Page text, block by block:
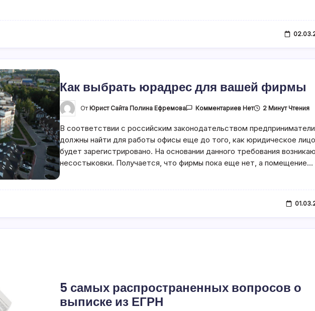
Как выбрать юрадрес для вашей фирмы
От Юрист Сайта Полина Ефремова КомментариевК
Выбрать
Для
Вашей
Фирмы
Нет 2 Минут Чтения
В соответствии с российским законодательством предприниматели
должны найти для работы офисы еще до того, как юридическое лицо
будет зарегистрировано. На основании данного требования
несостыковки. Получается, что фирмы пока еще нет, а помещение…
5 самых распространенных вопросов о
выписке из ЕГРН